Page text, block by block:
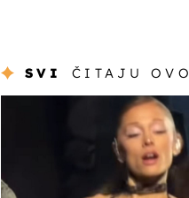
SVI ČITAJU OVO